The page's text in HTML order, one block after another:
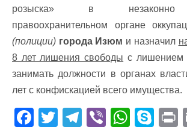
розыска» в незаконно
правоохранительном органе
(полиции) города Изюм и назначил
8 лет лишения свободы с лишением
занимать должности в органах
лет с конфискацией всего имущества.
F T T Vi W S